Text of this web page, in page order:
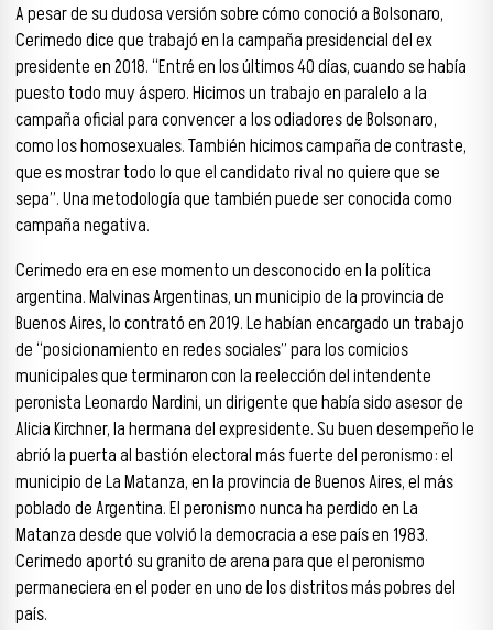
A pesar de su dudosa versión sobre cómo conoció a Bolsonaro,
Cerimedo dice que trabajó en la campaña presidencial del ex
presidente en 2018. “Entré en los últimos 40 días, cuando se había
puesto todo muy áspero. Hicimos un trabajo en paralelo a la
campaña oficial para convencer a los odiadores de Bolsonaro,
como los homosexuales. También hicimos campaña de contraste,
que es mostrar todo lo que el candidato rival no quiere que se
sepa”. Una metodología que también puede ser conocida como
campaña negativa.
Cerimedo era en ese momento un desconocido en la política
argentina. Malvinas Argentinas, un municipio de la provincia de
Buenos Aires, lo contrató en 2019. Le habían encargado un trabajo
de “posicionamiento en redes sociales” para los comicios
municipales que terminaron con la reelección del intendente
peronista Leonardo Nardini, un dirigente que había sido asesor de
Alicia Kirchner, la hermana del expresidente. Su buen desempeño le
abrió la puerta al bastión electoral más fuerte del peronismo: el
municipio de La Matanza, en la provincia de Buenos Aires, el más
poblado de Argentina. El peronismo nunca ha perdido en La
Matanza desde que volvió la democracia a ese país en 1983.
Cerimedo aportó su granito de arena para que el peronismo
permaneciera en el poder en uno de los distritos más pobres del
país.